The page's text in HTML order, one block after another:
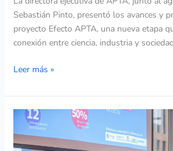
Sebastián Pinto, presentó los avances y
proyecto Efecto APTA, una nueva etapa
conexión entre ciencia, industria y
Leer más »
Hub
APTA
lanza